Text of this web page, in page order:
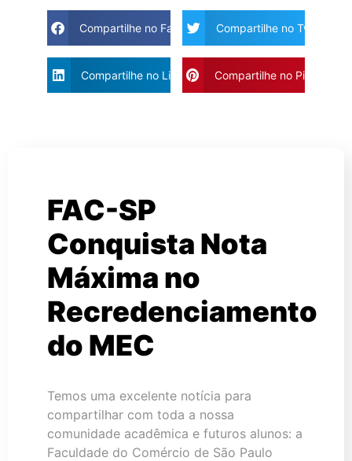
Compartilhe no Facebook Compartilhe no Twitter
Compartilhe no Linkdin Compartilhe no Pinterest
FAC-SP
Conquista Nota
Máxima no
Recredenciamento
do MEC
Temos uma excelente notícia para
compartilhar com toda a nossa
comunidade acadêmica e futuros alunos: a
Faculdade do Comércio de São Paulo